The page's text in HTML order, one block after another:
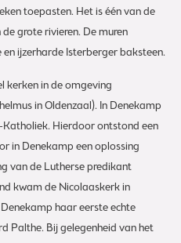
toepasten. Het is één van de
grote rivieren. De muren
ijzerharde Isterberger baksteen.
kerken in de omgeving
in Oldenzaal). In Denekamp
Katholiek. Hierdoor ontstond een
in Denekamp een oplossing
van de Lutherse predikant
kwam de Nicolaaskerk in
haar eerste echte
Palthe. Bij gelegenheid van het